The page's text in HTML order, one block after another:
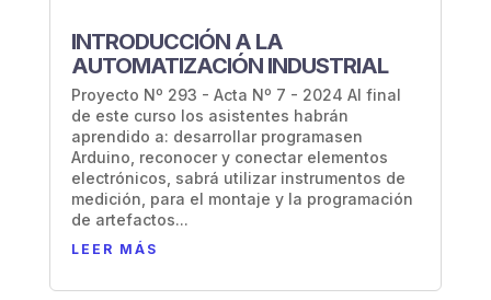
INTRODUCCIÓN A LA
AUTOMATIZACIÓN INDUSTRIAL
Proyecto Nº 293 - Acta Nº 7 - 2024 Al final
de este curso los asistentes habrán
aprendido a: desarrollar programasen
Arduino, reconocer y conectar elementos
electrónicos, sabrá utilizar instrumentos de
medición, para el montaje y la programación
de artefactos...
LEER MÁS